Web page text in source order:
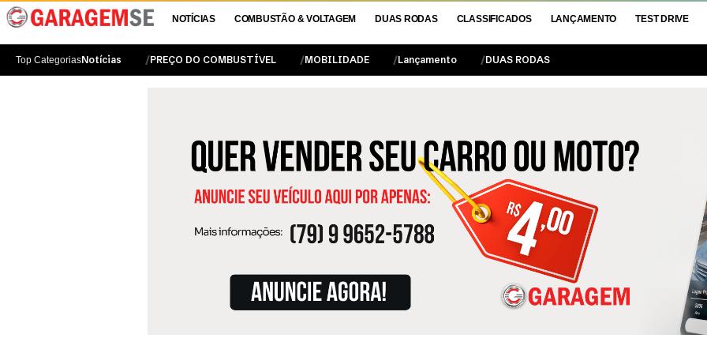
NOTÍCIAS COMBUSTÃO & VOLTAGEM DUAS RODAS CLASSIFICADOS LANÇAMENTO TEST DRIVE
Top CategoriasNotícias PREÇO DO COMBUSTÍVEL MOBILIDADE Lançamento DUAS RODAS